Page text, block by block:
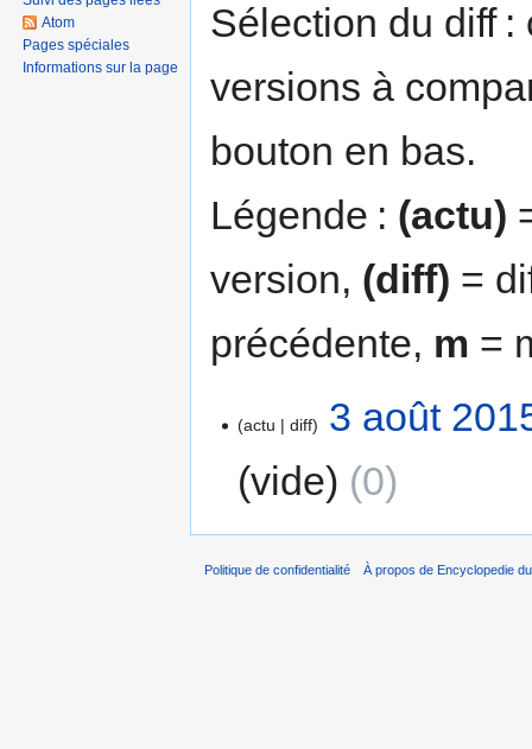
navigation
recherche
Sélection du diff
versions à
bouton en bas.
Légende : (actu)
version, (diff) =
précédente, m =
actu diff
3 août
vide
0
Atom
Pages spéciales
Informations sur la page
Politique de confidentialité À propos de Encyclopedie